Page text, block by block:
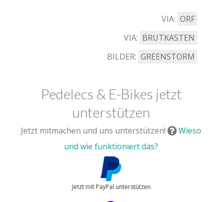
VIA: ORF
VIA: BRUTKASTEN
BILDER: GREENSTORM
Pedelecs & E-Bikes jetzt
unterstützen
Jetzt mitmachen und uns unterstützen!
Wieso
und wie funktioniert das?
Jetzt mit PayPal unterstützen